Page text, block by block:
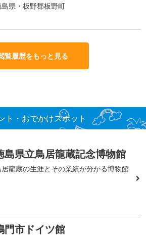
島県・板野郡板野町
覧履歴をもっと見る
ト・おでかけスポット
島県立鳥居龍蔵記念博物館
居龍蔵の生涯とその業績が分かる博物館
門市ドイツ館